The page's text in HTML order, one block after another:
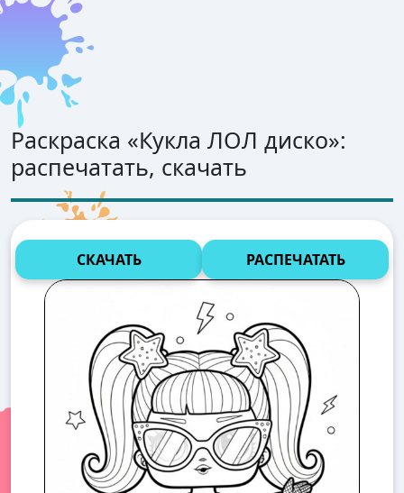
Раскраска «Кукла ЛОЛ диско»:
распечатать, скачать
СКАЧАТЬ РАСПЕЧАТАТЬ